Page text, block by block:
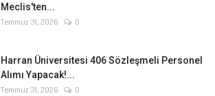
Meclis'ten...
Temmuz 31, 2026 0
Harran Üniversitesi 406 Sözleşmeli Personel
Alımı Yapacak!...
Temmuz 31, 2026 0